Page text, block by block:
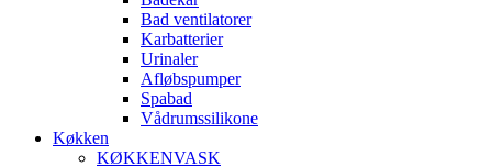
Bad ventilatorer
Karbatterier
Urinaler
Afløbspumper
Spabad
Vådrumssilikone
Køkken
KØKKENVASK